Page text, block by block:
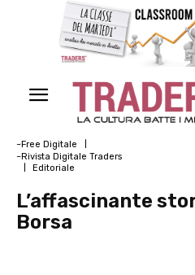
~Free Digitale
~Rivista Digitale Traders
Editoriale
L’affascinante
Borsa